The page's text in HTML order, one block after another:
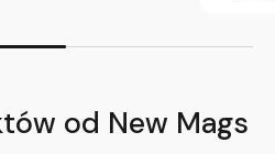
od New Mags